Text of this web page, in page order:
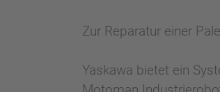
Zur Reparatur einer
Yaskawa bietet ein